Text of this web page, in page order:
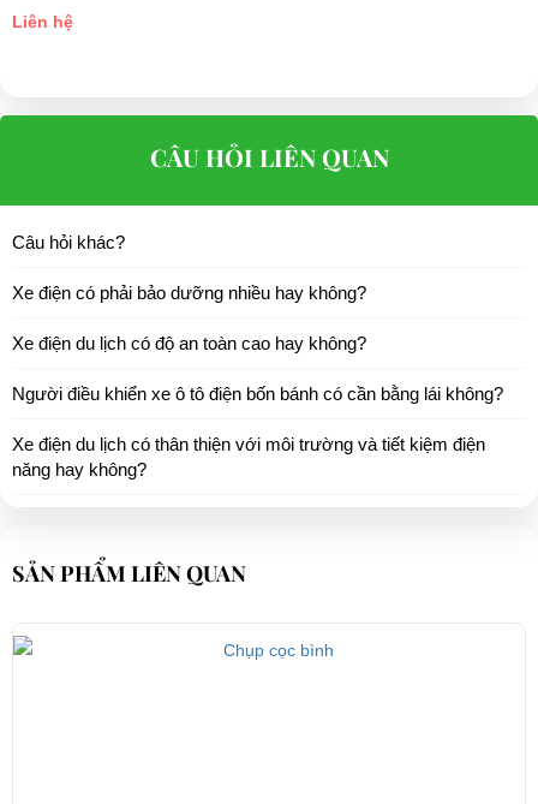
Liên hệ
CÂU HỎI LIÊN QUAN
Câu hỏi khác?
Xe điện có phải bảo dưỡng nhiều hay không?
Xe điện du lịch có độ an toàn cao hay không?
Người điều khiển xe ô tô điện bốn bánh có cần bằng lái không?
Xe điện du lịch có thân thiện với môi trường và tiết kiệm điện
năng hay không?
SẢN PHẨM LIÊN QUAN